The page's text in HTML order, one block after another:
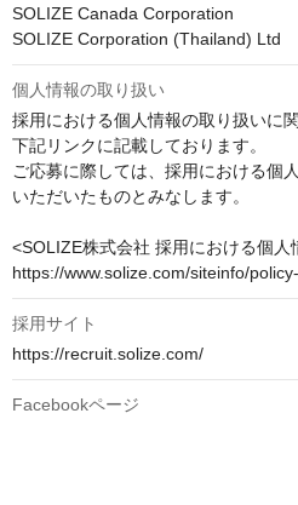
SOLIZE Canada Corporation
SOLIZE Corporation (Thailand) Ltd
個人情報の取り扱い
採用における個人情報の取り扱いに
下記リンクに記載しております。
ご応募に際しては、採用における個
いただいたものとみなします。
<SOLIZE株式会社 採用における個
https://www.solize.com/siteinfo/
採用サイト
https://recruit.solize.com/
Facebookページ